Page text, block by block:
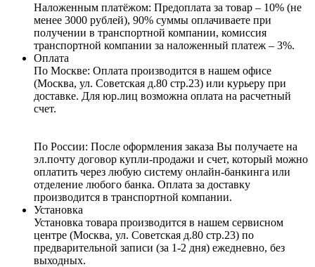
Наложенным платёжом: Предоплата за товар – 10% (не
менее 3000 рублей), 90% суммы оплачиваете при
получении в транспортной компании, комиссия
транспортной компании за наложенный платеж – 3%.
Оплата
По Москве: Оплата производится в нашем офисе
(Москва, ул. Советская д.80 стр.23) или курьеру при
доставке. Для юр.лиц возможна оплата на расчетный
счет.
По России: После оформления заказа Вы получаете на
эл.почту договор купли-продажи и счет, который можно
оплатить через любую систему онлайн-банкинга или
отделение любого банка. Оплата за доставку
производится в транспортной компании.
Установка
Установка товара производится в нашем сервисном
центре (Москва, ул. Советская д.80 стр.23) по
предварительной записи (за 1-2 дня) ежедневно, без
выходных.